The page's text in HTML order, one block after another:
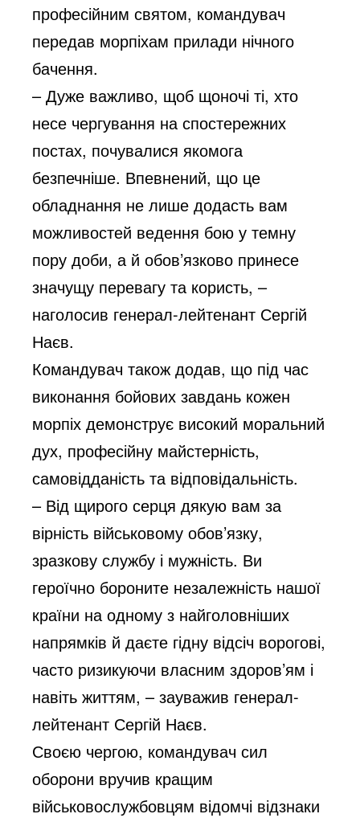
професійним святом, командувач
передав морпіхам прилади нічного
бачення.
– Дуже важливо, щоб щоночі ті, хто
несе чергування на спостережних
постах, почувалися якомога
безпечніше. Впевнений, що це
обладнання не лише додасть вам
можливостей ведення бою у темну
пору доби, а й обов’язково принесе
значущу перевагу та користь, –
наголосив генерал-лейтенант Сергій
Наєв.
Командувач також додав, що під час
виконання бойових завдань кожен
морпіх демонструє високий моральний
дух, професійну майстерність,
самовідданість та відповідальність.
– Від щирого серця дякую вам за
вірність військовому обов’язку,
зразкову службу і мужність. Ви
героїчно бороните незалежність нашої
країни на одному з найголовніших
напрямків й даєте гідну відсіч ворогові,
часто ризикуючи власним здоров’ям і
навіть життям, – зауважив генерал-
лейтенант Сергій Наєв.
Своєю чергою, командувач сил
оборони вручив кращим
військовослужбовцям відомчі відзнаки